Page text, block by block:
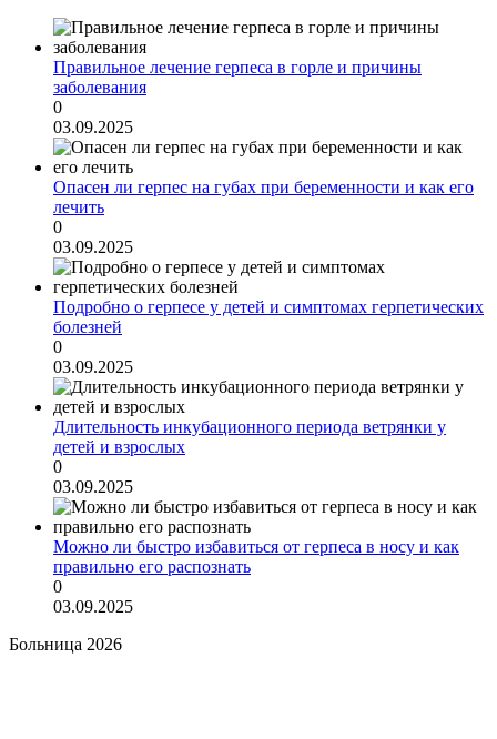
Правильное лечение герпеса в горле и причины
заболевания
0
03.09.2025
Опасен ли герпес на губах при беременности и как его
лечить
0
03.09.2025
Подробно о герпесе у детей и симптомах герпетических
болезней
0
03.09.2025
Длительность инкубационного периода ветрянки у
детей и взрослых
0
03.09.2025
Можно ли быстро избавиться от герпеса в носу и как
правильно его распознать
0
03.09.2025
Больница 2026